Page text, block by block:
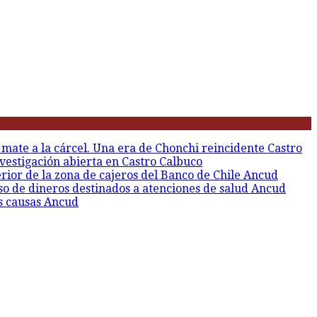
a la cárcel. Una era de Chonchi reincidente Castro
abierta en Castro Calbuco
de la zona de cajeros del Banco de Chile Ancud
de dineros destinados a atenciones de salud Ancud
Ancud